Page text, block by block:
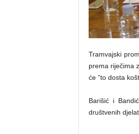
Tramvajski
prema riječima
će ”to dosta
Barišić i
društvenih